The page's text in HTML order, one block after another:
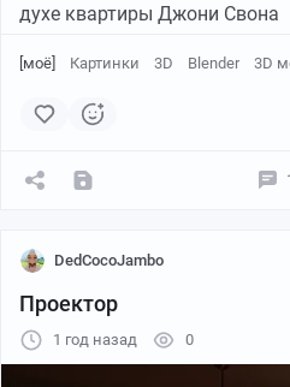
духе квартиры Джони Свона
[моё] Картинки 3D Blender 3D
DedCocoJambo
Проектор
1 год назад 0